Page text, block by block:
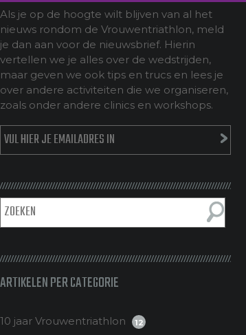
Als je op de hoogte wilt blijven van al het
nieuws rondom de Vrouwentriathlon, meld
je dan aan voor de nieuwsbrief. Hierin
vertellen we je alles over de wedstrijden,
maar geven we ook tips en trucs en lees je
over andere activiteiten die we organiseren,
zoals onder andere clinics en workshops.
ARTIKELEN PER CATEGORIE
10 jaar Vrouwentriathlon 12